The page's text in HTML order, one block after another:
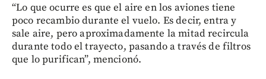
“Lo que ocurre es que el aire en los aviones tiene
poco recambio durante el vuelo. Es decir, entra y
sale aire, pero aproximadamente la mitad recircula
durante todo el trayecto, pasando a través de filtros
que lo purifican”, mencionó.